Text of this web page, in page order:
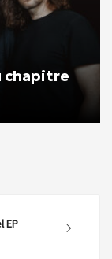
chapitre
EP